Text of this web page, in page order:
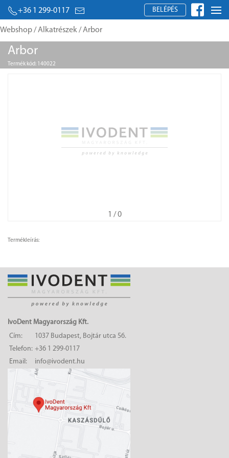
+36 1 299-0117 BELÉPÉS
Webshop/Alkatrészek/ Arbor
Arbor
Termék kód: 140022
1 / 0
Termékleírás:
IvoDent Magyarország Kft.
Cím:
1037 Budapest, Bojtár utca 56.
Telefon: +36 1 299-0117
Email:
info@ivodent.hu